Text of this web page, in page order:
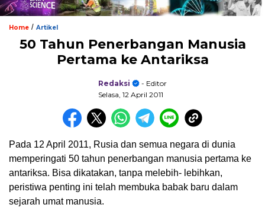
Home / Artikel
50 Tahun Penerbangan Manusia
Pertama ke Antariksa
Redaksi
- Editor
Selasa, 12 April 2011
Pada 12 April 2011, Rusia dan semua negara di dunia
memperingati 50 tahun penerbangan manusia pertama ke
antariksa. Bisa dikatakan, tanpa melebih- lebihkan,
peristiwa penting ini telah membuka babak baru dalam
sejarah umat manusia.